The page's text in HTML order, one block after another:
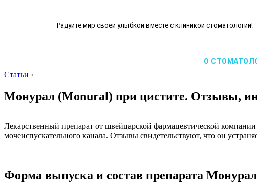
Радуйте мир своей улыбкой вместе с клиникой стоматологии!
О
Статьи ›
Монурал (Monural) при цистите. Отзывы,
Лекарственный препарат от швейцарской фармацевтической
мочеиспускательного канала. Отзывы свидетельствуют, что он
Форма выпуска и состав препарата Монурал